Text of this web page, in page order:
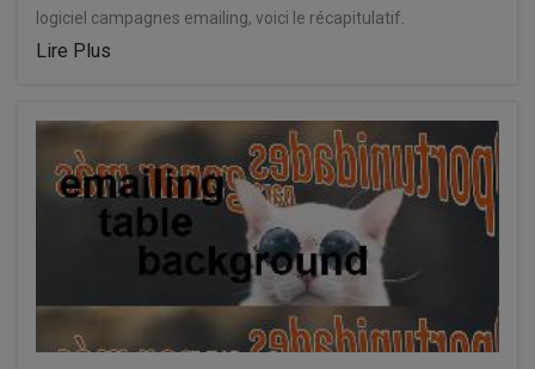
logiciel campagnes emailing, voici le récapitulatif.
Lire Plus